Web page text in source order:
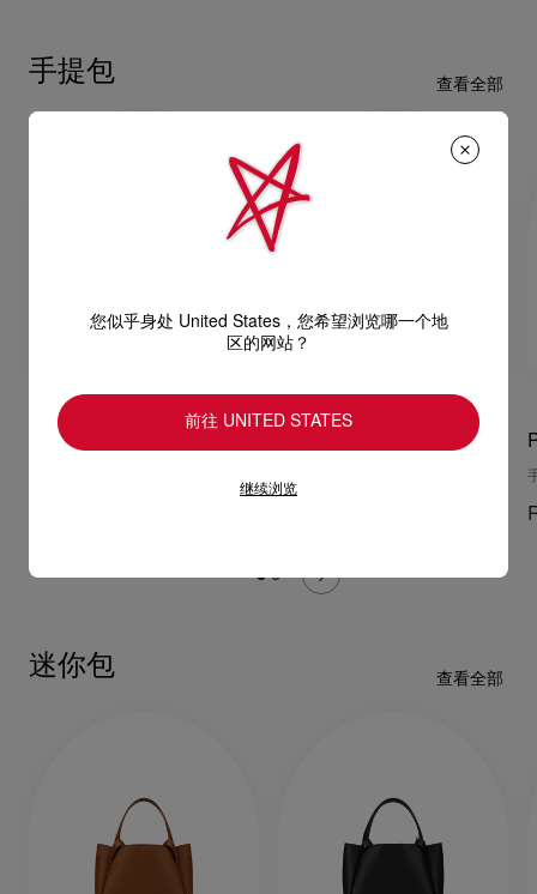
手提包 查看全部
Paloma medium
迷你包 查看全部
您似乎身处 United States，您希望浏览哪一个地
区的网站？
前往 UNITED STATES
继续浏览